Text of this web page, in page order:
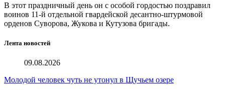
В этот праздничный день он с особой гордостью поздравил
воинов 11-й отдельной гвардейской десантно-штурмовой
орденов Суворова, Жукова и Кутузова бригады.
Лента новостей
09.08.2026
Молодой человек чуть не утонул в Щучьем озере